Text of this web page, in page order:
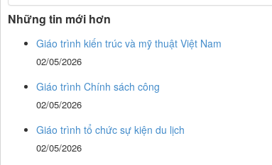
Những tin mới hơn
Giáo trình kiến trúc và mỹ thuật Việt Nam
02/05/2026
Giáo trình Chính sách công
02/05/2026
Giáo trình tổ chức sự kiện du lịch
02/05/2026